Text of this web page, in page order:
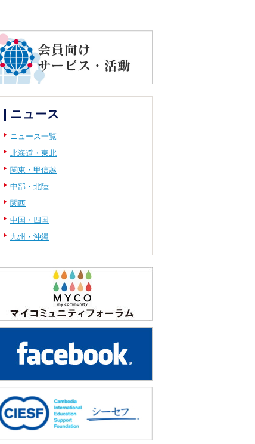
ニュース
ニュース一覧
北海道・東北
関東・甲信越
中部・北陸
関西
中国・四国
九州・沖縄